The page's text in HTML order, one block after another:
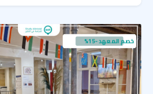
خصم المعهد -15%